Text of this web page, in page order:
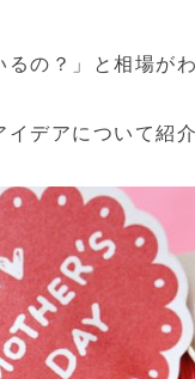
の？」と相場が
デアについて紹介